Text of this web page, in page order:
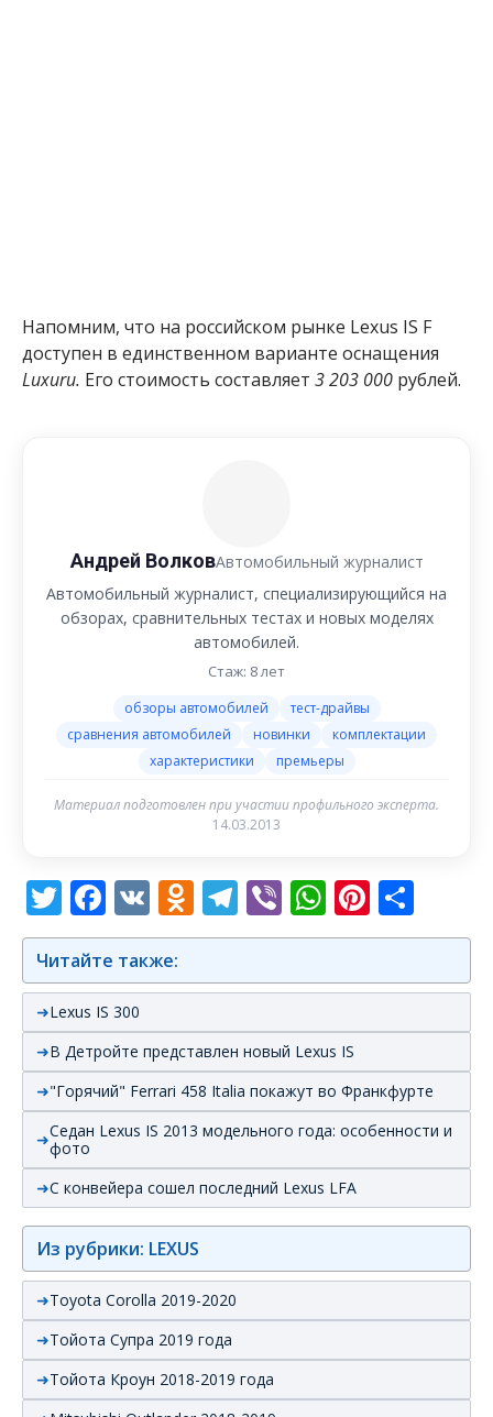
Напомним, что на российском рынке Lexus IS F
доступен в единственном варианте оснащения
Luxuru. Его стоимость составляет 3 203 000 рублей.
Андрей ВолковАвтомобильный журналист
Автомобильный журналист, специализирующийся на
обзорах, сравнительных тестах и новых моделях
автомобилей.
Стаж: 8 лет
обзоры автомобилей
тест-драйвы
сравнения автомобилей
новинки
комплектации
характеристики
премьеры
Материал подготовлен при участии профильного эксперта.
14.03.2013
Twitter
Facebook
VK Odnoklassniki
Telegram
Viber
Читайте также:
Lexus IS 300
В Детройте представлен новый Lexus IS
"Горячий" Ferrari 458 Italia покажут во Франкфурте
Седан Lexus IS 2013 модельного года: особенности и
фото
С конвейера сошел последний Lexus LFA
Из рубрики: LEXUS
Toyota Corolla 2019-2020
Тойота Супра 2019 года
Тойота Кроун 2018-2019 года